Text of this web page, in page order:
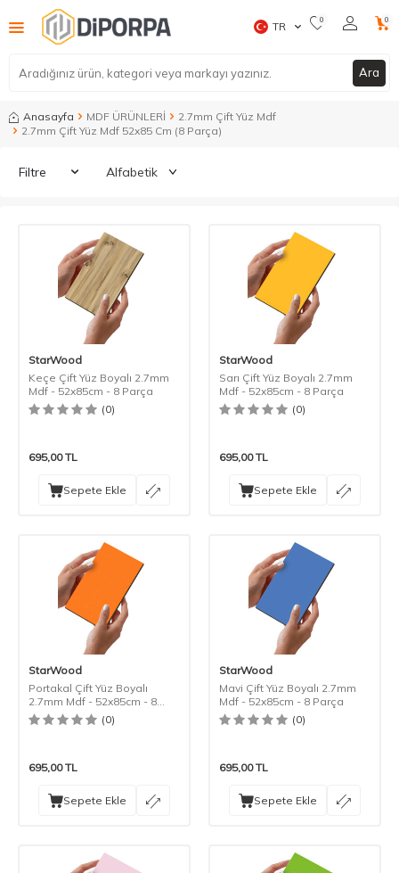
Ara
TR 0 0
Anasayfa MDF ÜRÜNLERİ
2.7mm Çift Yüz Mdf
2.7mm Çift Yüz Mdf 52x85 Cm (8 Parça)
Filtre
StarWood
Keçe Çift Yüz Boyalı 2.7mm
Mdf - 52x85cm - 8 Parça
(0)
695,00TL
Sepete Ekle
StarWood
Sarı Çift Yüz Boyalı 2.7mm
Mdf - 52x85cm - 8 Parça
(0)
695,00TL
Sepete Ekle
StarWood
Portakal Çift Yüz Boyalı
2.7mm Mdf - 52x85cm - 8
Parça
(0)
695,00TL
Sepete Ekle
StarWood
Mavi Çift Yüz Boyalı 2.7mm
Mdf - 52x85cm - 8 Parça
(0)
695,00TL
Sepete Ekle